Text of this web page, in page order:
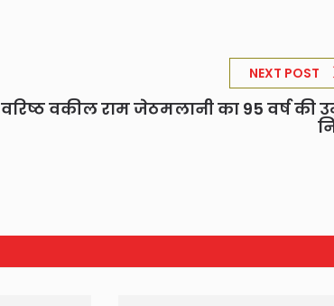
NEXT POST
वरिष्ठ वकील राम जेठमलानी का 95 वर्ष की